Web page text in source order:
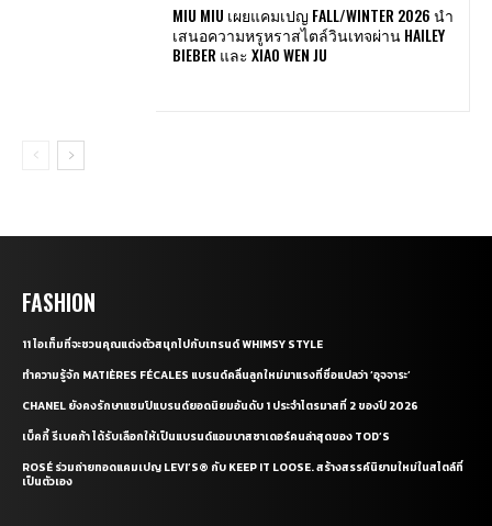
MIU MIU เผยแคมเปญ FALL/WINTER 2026 นำ
เสนอความหรูหราสไตล์วินเทจผ่าน HAILEY
BIEBER และ XIAO WEN JU
FASHION
11 ไอเท็มที่จะชวนคุณแต่งตัวสนุกไปกับเทรนด์ WHIMSY STYLE
ทำความรู้จัก MATIÈRES FÉCALES แบรนด์คลื่นลูกใหม่มาแรงที่ชื่อแปลว่า ‘อุจจาระ’
CHANEL ยังคงรักษาแชมป์แบรนด์ยอดนิยมอันดับ 1 ประจำไตรมาสที่ 2 ของปี 2026
เบ็คกี้ รีเบคก้า ได้รับเลือกให้เป็นแบรนด์แอมบาสซาเดอร์คนล่าสุดของ TOD’S
ROSÉ ร่วมถ่ายทอดแคมเปญ LEVI’S® กับ KEEP IT LOOSE. สร้างสรรค์นิยามใหม่ในสไตล์ที่
เป็นตัวเอง